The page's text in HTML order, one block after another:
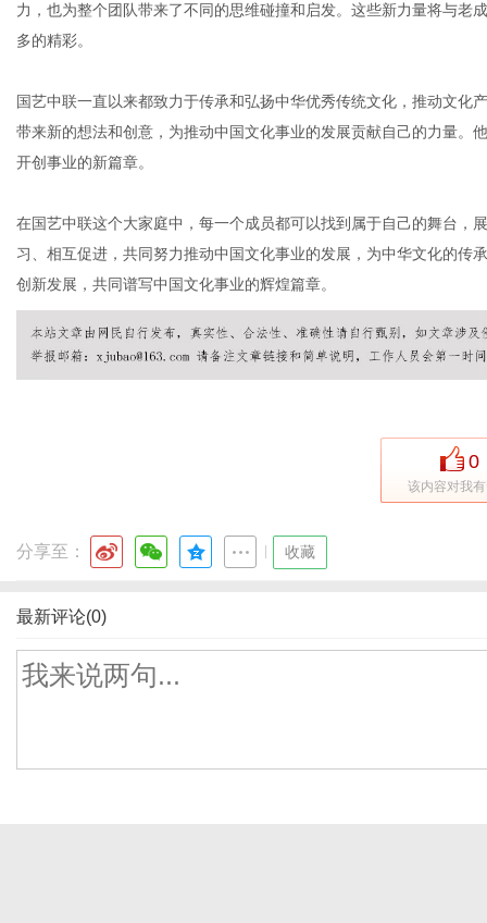
力，也为整个团队带来了不同的思维碰撞和启发。这些新力量将与老
多的精彩。
国艺中联一直以来都致力于传承和弘扬中华优秀传统文化，推动文化
带来新的想法和创意，为推动中国文化事业的发展贡献自己的力量。
开创事业的新篇章。
在国艺中联这个大家庭中，每一个成员都可以找到属于自己的舞台，
习、相互促进，共同努力推动中国文化事业的发展，为中华文化的传
创新发展，共同谱写中国文化事业的辉煌篇章。
0
该内容对我
分享至： 收藏
最新评论(0)